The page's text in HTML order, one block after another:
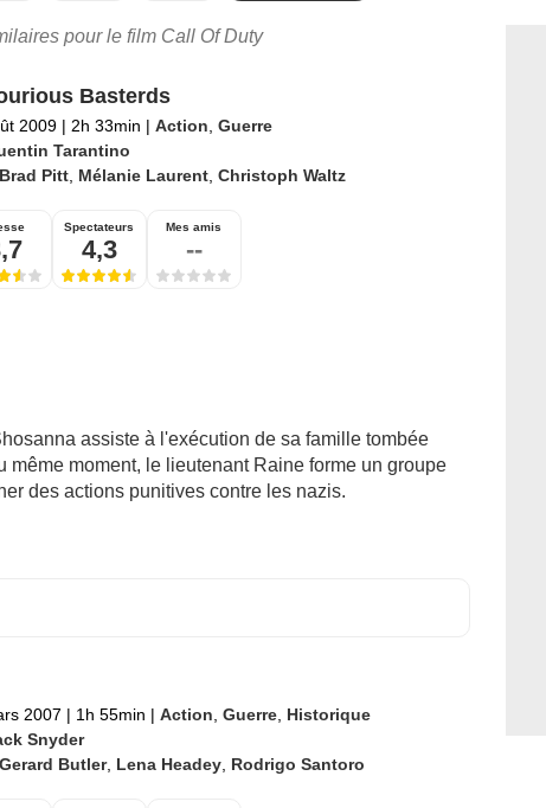
pour le film Call Of Duty
Basterds
2009 | 2h 33min | Action Guerre
Tarantino
Brad Pitt, Mélanie Laurent, Christoph Waltz
Spectateurs
4,3
Mes amis
--
assiste à l'exécution de sa famille tombée
même moment, le lieutenant Raine forme un groupe
des actions punitives contre les nazis.
2007 | 1h 55min | Action Guerre, Historique
Snyder
Gerard Butler, Lena Headey, Rodrigo Santoro